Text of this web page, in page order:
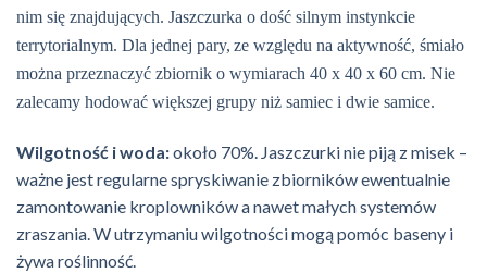
nim się znajdujących. Jaszczurka o dość silnym instynkcie
terrytorialnym. Dla jednej pary, ze względu na aktywność, śmiało
można przeznaczyć zbiornik o wymiarach 40 x 40 x 60 cm. Nie
zalecamy hodować większej grupy niż samiec i dwie samice.
Wilgotność i woda:około 70%. Jaszczurki nie piją z misek –
ważne jest regularne spryskiwanie zbiorników ewentualnie
zamontowanie kroplowników a nawet małych systemów
zraszania. W utrzymaniu wilgotności mogą pomóc baseny i
żywa roślinność.